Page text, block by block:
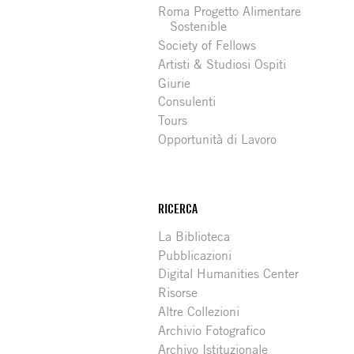
Roma Progetto Alimentare
Sostenible
Society of Fellows
Artisti & Studiosi Ospiti
Giurie
Consulenti
Tours
Opportunità di Lavoro
RICERCA
La Biblioteca
Pubblicazioni
Digital Humanities Center
Risorse
Altre Collezioni
Archivio Fotografico
Archivo Istituzionale